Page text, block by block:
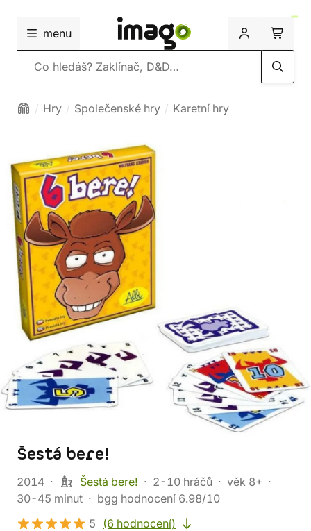
menu
Vyhledávání
Hry Společenské hry Karetní hry
Šestá bere!
2014 Šestá bere! 2-10 hráčů
věk 8+
30-45 minut
bgg hodnocení 6.98/10
5
(6 hodnocení)